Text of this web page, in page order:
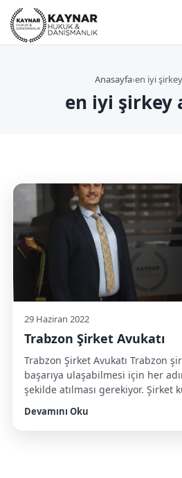
Anasayfa›en iyi
en iyi şirkey
29 Haziran 2022
Trabzon Şirket Avukatı
Trabzon Şirket Avukatı Trabzon
başarıya ulaşabilmesi için her
şekilde atılması gerekiyor. Şirket
büyüme ve gelişme sürecine
kusursuz ilerlemesi şart. Hizmet
Devamını Oku